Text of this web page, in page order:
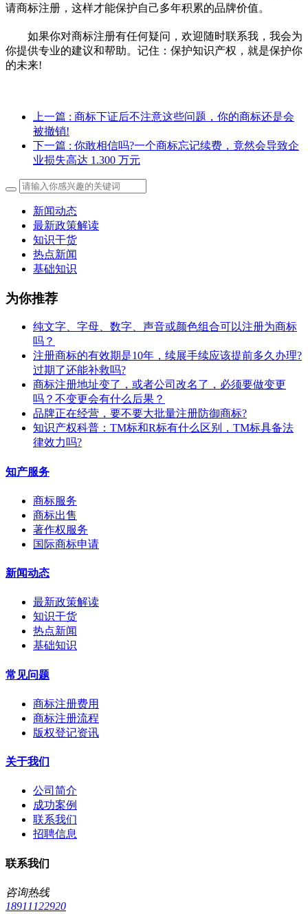
请商标注册，这样才能保护自己多年积累的品牌价值。
如果你对商标注册有任何疑问，欢迎随时联系我，我会为
你提供专业的建议和帮助。记住：保护知识产权，就是保护你
的未来!
上一篇 : 商标下证后不注意这些问题，你的商标还是会
被撤销!
下一篇 : 你敢相信吗?一个商标忘记续费，竟然会导致企
业损失高达 1.300 万元
新闻动态
最新政策解读
知识干货
热点新闻
基础知识
为你推荐
纯文字、字母、数字、声音或颜色组合可以注册为商标
吗？
注册商标的有效期是10年，续展手续应该提前多久办理?
过期了还能补救吗?
商标注册地址变了，或者公司改名了，必须要做变更
吗？不变更会有什么后果？
​品牌正在经营，要不要大批量注册防御商标?
知识产权科普：TM标和R标有什么区别，TM标具备法
律效力吗?
知产服务
商标服务
商标出售
著作权服务
国际商标申请
新闻动态
最新政策解读
知识干货
热点新闻
基础知识
常见问题
商标注册费用
商标注册流程
版权登记资讯
关于我们
公司简介
成功案例
联系我们
招聘信息
联系我们
咨询热线
18911122920